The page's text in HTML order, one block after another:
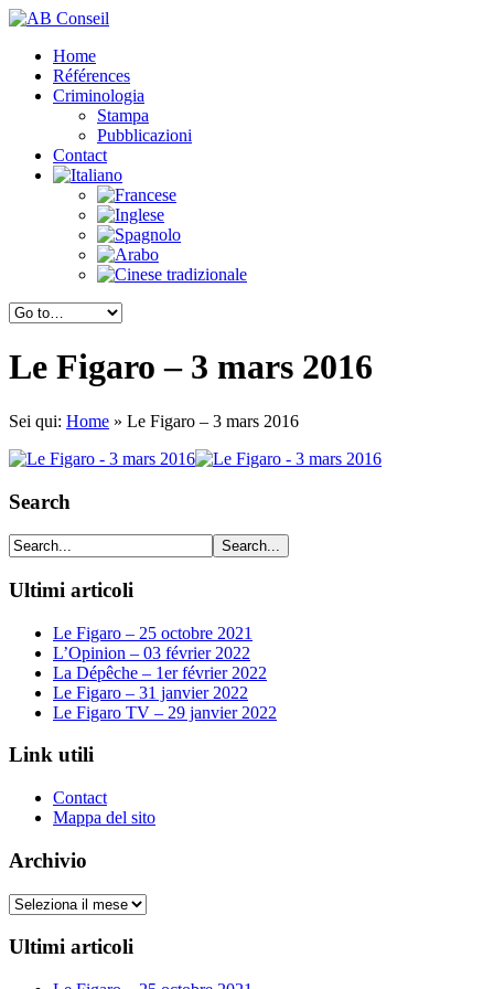
Home
Références
Criminologia
Stampa
Pubblicazioni
Contact
Le Figaro – 3 mars 2016
Sei qui: Home » Le Figaro – 3 mars 2016
Search
Ultimi articoli
Le Figaro – 25 octobre 2021
L’Opinion – 03 février 2022
La Dépêche – 1er février 2022
Le Figaro – 31 janvier 2022
Le Figaro TV – 29 janvier 2022
Link utili
Contact
Mappa del sito
Archivio
Archivio
Ultimi articoli